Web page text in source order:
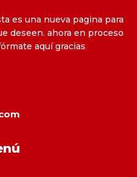
es una nueva pagina para
deseen. ahora en proceso
aquí gracias